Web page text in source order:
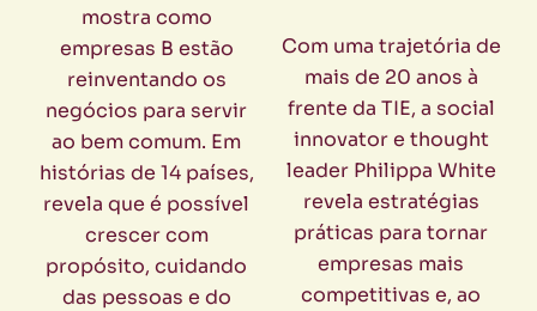
mostra como
empresas B estão
reinventando os
negócios para servir
ao bem comum. Em
histórias de 14 países,
revela que é possível
crescer com
propósito, cuidando
das pessoas e do
Com uma trajetória de
mais de 20 anos à
frente da TIE, a social
innovator e thought
leader Philippa White
revela estratégias
práticas para tornar
empresas mais
competitivas e, ao